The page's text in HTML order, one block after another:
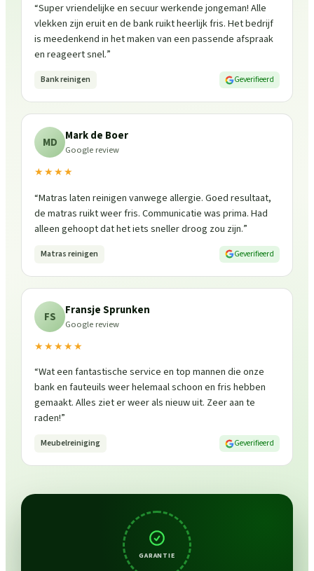
“Super vriendelijke en secuur werkende jongeman! Alle
vlekken zijn eruit en de bank ruikt heerlijk fris. Het bedrijf
is meedenkend in het maken van een passende afspraak
en reageert snel.”
Bank reinigen Geverifieerd
MD Mark de Boer
Google review
★★★★
“Matras laten reinigen vanwege allergie. Goed resultaat,
de matras ruikt weer fris. Communicatie was prima. Had
alleen gehoopt dat het iets sneller droog zou zijn.”
Matras reinigen Geverifieerd
FS Fransje Sprunken
Google review
★★★★★
“Wat een fantastische service en top mannen die onze
bank en fauteuils weer helemaal schoon en fris hebben
gemaakt. Alles ziet er weer als nieuw uit. Zeer aan te
raden!”
Meubelreiniging Geverifieerd
GARANTIE